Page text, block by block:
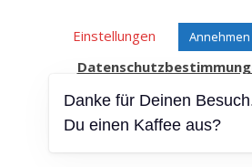
Einstellungen Annehmen
Affiliate Links sind mit einem *
Wir erhalten bei einem Kauf
Die Artikel werden für Dich
Danke für Deinen
Du einen Kaffee aus?